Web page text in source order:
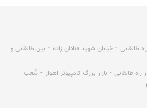
طالقانی ⁃ خیابان شهید قنادان زاده ⁃ بین طالقانی و
راه طالقانی ⁃ بازار بزرگ کامپیوتر اهواز ⁃ شُعب